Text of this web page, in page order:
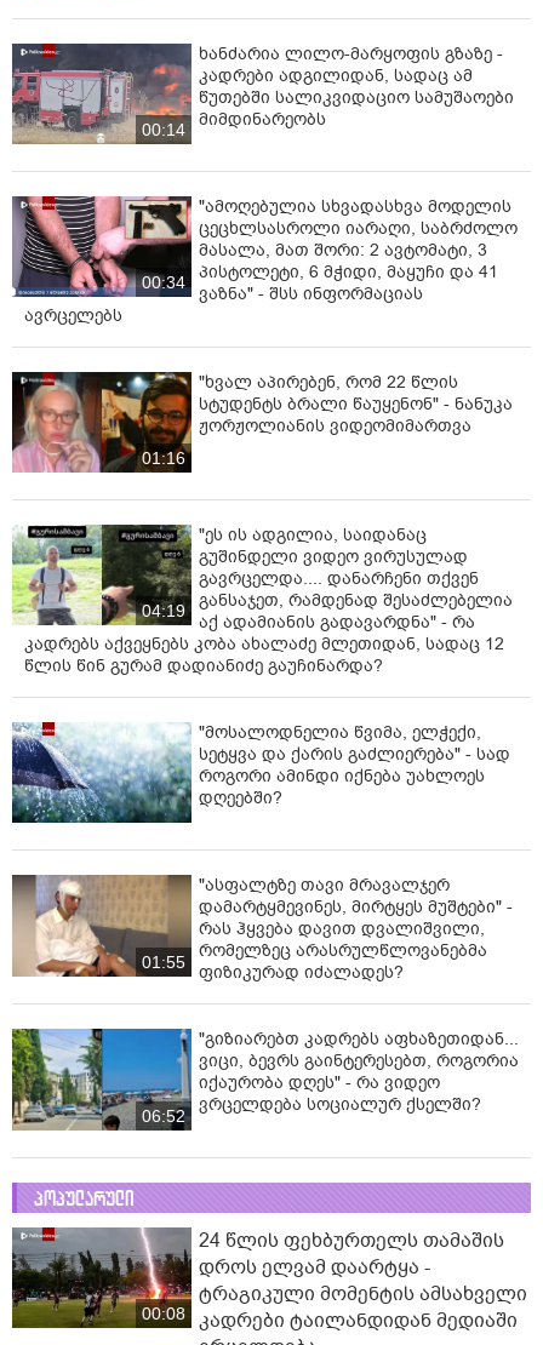
00:14
ხანძარია ლილო-მარყოფის გზაზე -
კადრები ადგილიდან, სადაც ამ
წუთებში სალიკვიდაციო სამუშაოები
მიმდინარეობს
00:34
"ამოღებულია სხვადასხვა მოდელის
ცეცხლსასროლი იარაღი, საბრძოლო
მასალა, მათ შორი: 2 ავტომატი, 3
პისტოლეტი, 6 მჭიდი, მაყუჩი და 41
ვაზნა" - შსს ინფორმაციას
ავრცელებს
01:16
"ხვალ აპირებენ, რომ 22 წლის
სტუდენტს ბრალი წაუყენონ" - ნანუკა
ჟორჟოლიანის ვიდეომიმართვა
04:19
"ეს ის ადგილია, საიდანაც
გუშინდელი ვიდეო ვირუსულად
გავრცელდა.... დანარჩენი თქვენ
განსაჯეთ, რამდენად შესაძლებელია
აქ ადამიანის გადავარდნა" - რა
კადრებს აქვეყნებს კობა ახალაძე მლეთიდან, სადაც 12
წლის წინ გურამ დადიანიძე გაუჩინარდა?
"მოსალოდნელია წვიმა, ელჭექი,
სეტყვა და ქარის გაძლიერება" - სად
როგორი ამინდი იქნება უახლოეს
დღეებში?
01:55
"ასფალტზე თავი მრავალჯერ
დამარტყმევინეს, მირტყეს მუშტები" -
რას ჰყვება დავით დვალიშვილი,
რომელზეც არასრულწლოვანებმა
ფიზიკურად იძალადეს?
06:52
"გიზიარებთ კადრებს აფხაზეთიდან...
ვიცი, ბევრს გაინტერესებთ, როგორია
იქაურობა დღეს" - რა ვიდეო
ვრცელდება სოციალურ ქსელში?
პოპულარული
00:08
24 წლის ფეხბურთელს თამაშის
დროს ელვამ დაარტყა -
ტრაგიკული მომენტის ამსახველი
კადრები ტაილანდიდან მედიაში